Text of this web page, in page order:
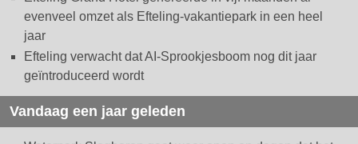
evenveel omzet als Efteling-vakantiepark in een heel
jaar
Efteling verwacht dat AI-Sprookjesboom nog dit jaar
geïntroduceerd wordt
Vandaag een jaar geleden